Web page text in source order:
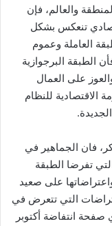
والعالم، فإن
تنعكس بشكل
العاملة وعموم
الطبقة البرجوازية
على العمال
الاقتصادية للنظام
فان الجماهير في
تفرضا الطبقة
على صعيد
التي تتعرض في
انتفاضة أكتوبر